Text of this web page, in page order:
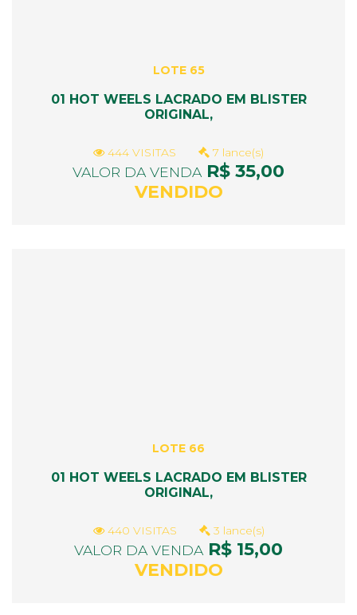
LOTE 65
01 HOT WEELS LACRADO EM BLISTER
ORIGINAL,
444 VISITAS 7 lance(s)
VALOR DA VENDAR$ 35,00
VENDIDO
LOTE 66
01 HOT WEELS LACRADO EM BLISTER
ORIGINAL,
440 VISITAS 3 lance(s)
VALOR DA VENDAR$ 15,00
VENDIDO